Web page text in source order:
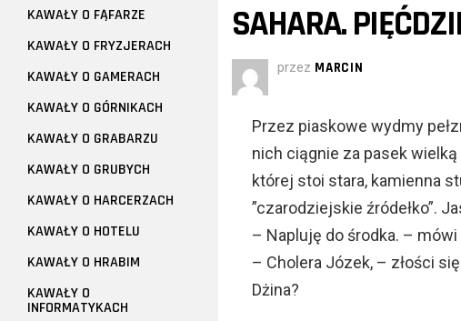
SAHARA.
przez MARCIN
Przez piaskowe wydmy
nich ciągnie za pasek
której stoi stara, kamienna
”czarodziejskie źródełko”.
– Napluję do środka. –
– Cholera Józek, – złości
Dżina?
KAWAŁY O FĄFARZE
KAWAŁY O FRYZJERACH
KAWAŁY O GAMERACH
KAWAŁY O GÓRNIKACH
KAWAŁY O GRABARZU
KAWAŁY O GRUBYCH
KAWAŁY O HARCERZACH
KAWAŁY O HOTELU
KAWAŁY O HRABIM
KAWAŁY O
INFORMATYKACH